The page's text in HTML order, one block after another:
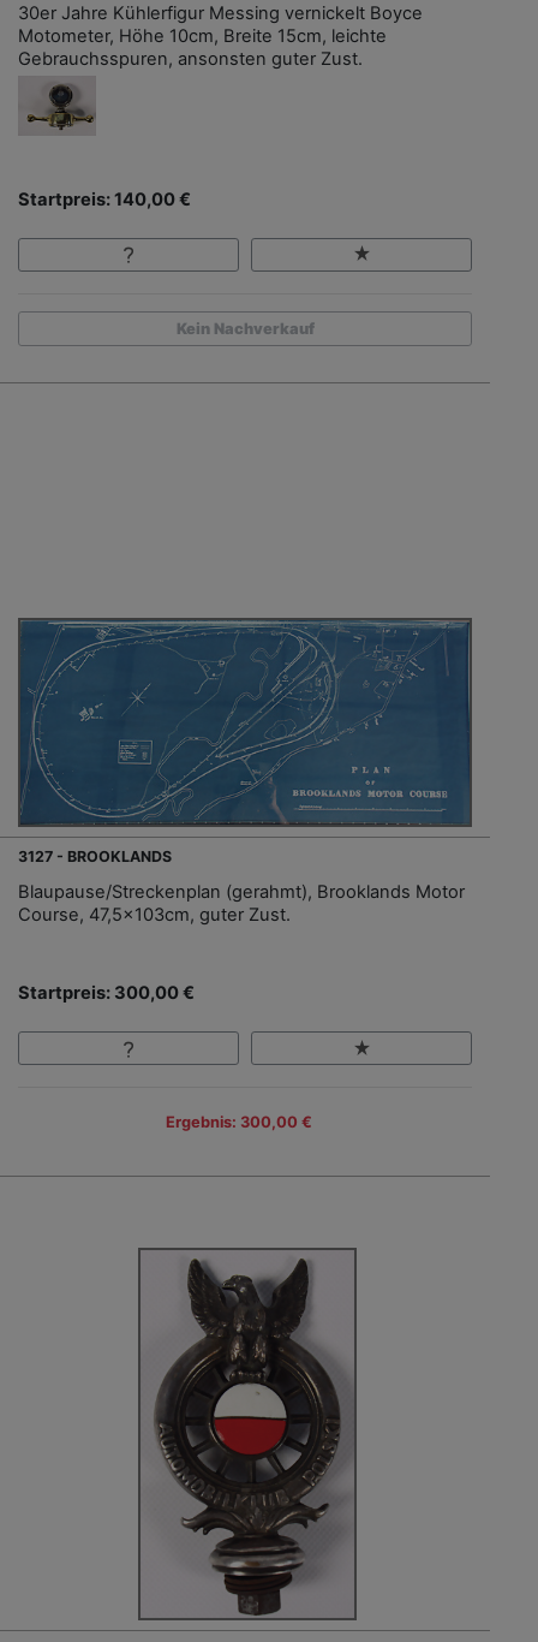
30er Jahre Kühlerfigur Messing vernickelt Boyce
Motometer, Höhe 10cm, Breite 15cm, leichte
Gebrauchsspuren, ansonsten guter Zust.
Startpreis: 140,00 €
Kein Nachverkauf
3127 - BROOKLANDS
Blaupause/Streckenplan (gerahmt), Brooklands Motor
Course, 47,5x103cm, guter Zust.
Startpreis: 300,00 €
Ergebnis: 300,00 €